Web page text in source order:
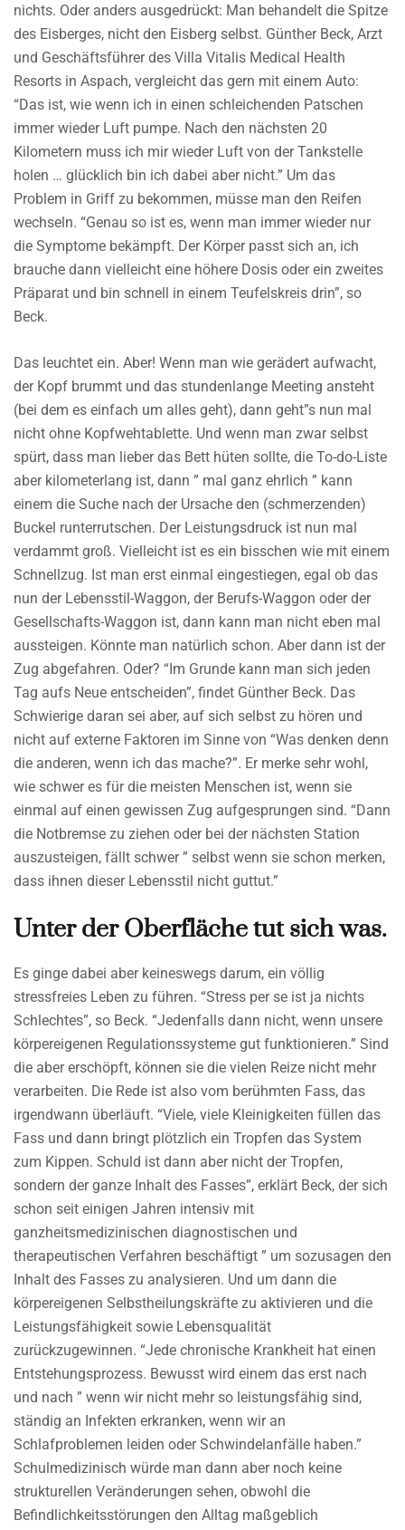
nichts. Oder anders ausgedrückt: Man behandelt die Spitze
des Eisberges, nicht den Eisberg selbst. Günther Beck, Arzt
und Geschäftsführer des Villa Vitalis Medical Health
Resorts in Aspach, vergleicht das gern mit einem Auto:
“Das ist, wie wenn ich in einen schleichenden Patschen
immer wieder Luft pumpe. Nach den nächsten 20
Kilometern muss ich mir wieder Luft von der Tankstelle
holen … glücklich bin ich dabei aber nicht.” Um das
Problem in Griff zu bekommen, müsse man den Reifen
wechseln. “Genau so ist es, wenn man immer wieder nur
die Symptome bekämpft. Der Körper passt sich an, ich
brauche dann vielleicht eine höhere Dosis oder ein zweites
Präparat und bin schnell in einem Teufelskreis drin”, so
Beck.
Das leuchtet ein. Aber! Wenn man wie gerädert aufwacht,
der Kopf brummt und das stundenlange Meeting ansteht
(bei dem es einfach um alles geht), dann geht”s nun mal
nicht ohne Kopfwehtablette. Und wenn man zwar selbst
spürt, dass man lieber das Bett hüten sollte, die To-do-Liste
aber kilometerlang ist, dann ” mal ganz ehrlich ” kann
einem die Suche nach der Ursache den (schmerzenden)
Buckel runterrutschen. Der Leistungsdruck ist nun mal
verdammt groß. Vielleicht ist es ein bisschen wie mit einem
Schnellzug. Ist man erst einmal eingestiegen, egal ob das
nun der Lebensstil-Waggon, der Berufs-Waggon oder der
Gesellschafts-Waggon ist, dann kann man nicht eben mal
aussteigen. Könnte man natürlich schon. Aber dann ist der
Zug abgefahren. Oder? “Im Grunde kann man sich jeden
Tag aufs Neue entscheiden”, findet Günther Beck. Das
Schwierige daran sei aber, auf sich selbst zu hören und
nicht auf externe Faktoren im Sinne von “Was denken denn
die anderen, wenn ich das mache?”. Er merke sehr wohl,
wie schwer es für die meisten Menschen ist, wenn sie
einmal auf einen gewissen Zug aufgesprungen sind. “Dann
die Notbremse zu ziehen oder bei der nächsten Station
auszusteigen, fällt schwer ” selbst wenn sie schon merken,
dass ihnen dieser Lebensstil nicht guttut.”
Unter der Oberfläche tut sich was.
Es ginge dabei aber keineswegs darum, ein völlig
stressfreies Leben zu führen. “Stress per se ist ja nichts
Schlechtes”, so Beck. “Jedenfalls dann nicht, wenn unsere
körpereigenen Regulationssysteme gut funktionieren.” Sind
die aber erschöpft, können sie die vielen Reize nicht mehr
verarbeiten. Die Rede ist also vom berühmten Fass, das
irgendwann überläuft. “Viele, viele Kleinigkeiten füllen das
Fass und dann bringt plötzlich ein Tropfen das System
zum Kippen. Schuld ist dann aber nicht der Tropfen,
sondern der ganze Inhalt des Fasses”, erklärt Beck, der sich
schon seit einigen Jahren intensiv mit
ganzheitsmedizinischen diagnostischen und
therapeutischen Verfahren beschäftigt ” um sozusagen den
Inhalt des Fasses zu analysieren. Und um dann die
körpereigenen Selbstheilungskräfte zu aktivieren und die
Leistungsfähigkeit sowie Lebensqualität
zurückzugewinnen. “Jede chronische Krankheit hat einen
Entstehungsprozess. Bewusst wird einem das erst nach
und nach ” wenn wir nicht mehr so leistungsfähig sind,
ständig an Infekten erkranken, wenn wir an
Schlafproblemen leiden oder Schwindelanfälle haben.”
Schulmedizinisch würde man dann aber noch keine
strukturellen Veränderungen sehen, obwohl die
Befindlichkeitsstörungen den Alltag maßgeblich